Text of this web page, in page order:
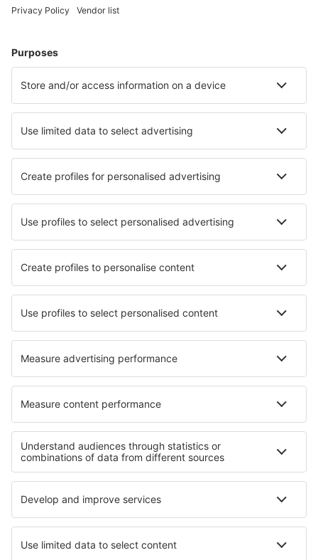
Menorca Mahon (MAH)
Pamplona Airport (PNA)
Santander Paray (SDR)
Vigo Airport (VGO)
Barcelona
Múrcia
Sevilha San Pablo (SVQ)
Los Rodeos (TFN)
Granadilla de Abona Reina Sofia (TFS)
Valladolid Airport (VLL)
Saragoça Airport (ZAZ)